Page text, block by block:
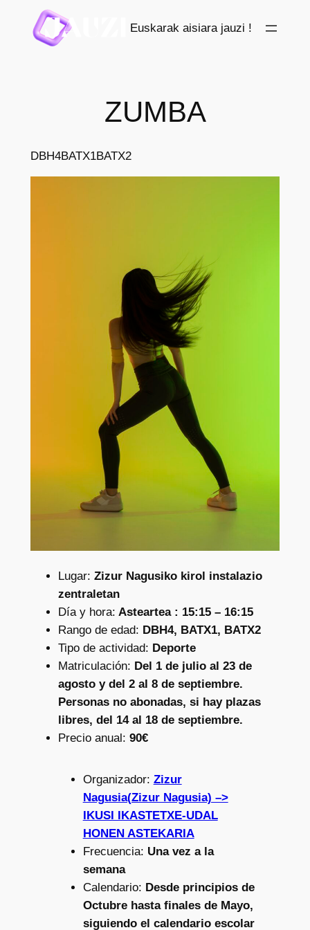
contenido
Euskarak aisiara jauzi !
ZUMBA
DBH4BATX1BATX2
Lugar: Zizur Nagusiko kirol instalazio
zentraletan
Día y hora: Asteartea : 15:15 – 16:15
Rango de edad: DBH4, BATX1, BATX2
Tipo de actividad: Deporte
Matriculación: Del 1 de julio al 23 de
agosto y del 2 al 8 de septiembre.
Personas no abonadas, si hay plazas
libres, del 14 al 18 de septiembre.
Precio anual: 90€
Organizador: Zizur
Nagusia(Zizur Nagusia) –>
IKUSI IKASTETXE-UDAL
HONEN ASTEKARIA
Frecuencia: Una vez a la
semana
Calendario: Desde principios de
Octubre hasta finales de Mayo,
siguiendo el calendario escolar